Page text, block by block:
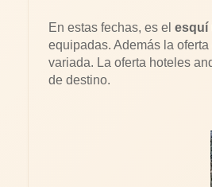
En estas fechas, es el esquí
equipadas. Además la
variada. La oferta hoteles
de destino.